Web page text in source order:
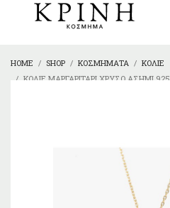
HOME SHOP ΚΟΣΜΉΜΑΤΑ
ΚΟΛΙΈ
ΚΟΛΙΈ ΜΑΡΓΑΡΙΤΆΡΙ ΧΡΥΣΌ ΑΣΉΜΙ 925